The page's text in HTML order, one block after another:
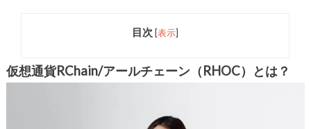
目次 [表示]
仮想通貨RChain/アールチェーン（RHOC）とは？